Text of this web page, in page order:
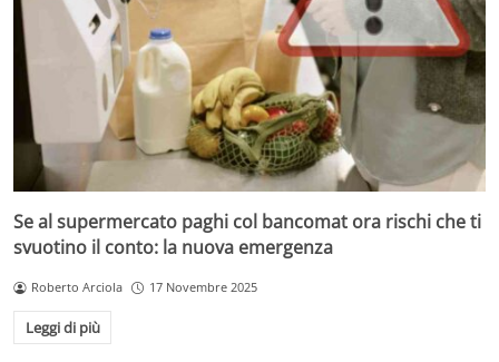
Se al supermercato paghi col bancomat ora rischi che ti
svuotino il conto: la nuova emergenza
Roberto Arciola 17 Novembre 2025
Leggi di più